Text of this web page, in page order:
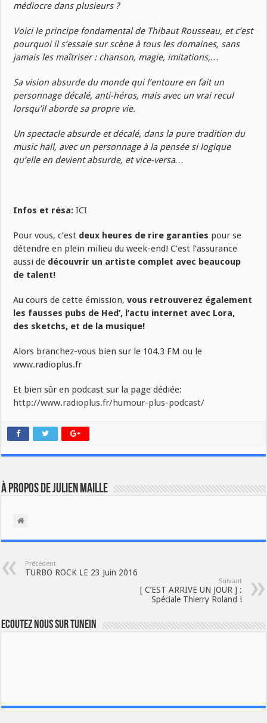
médiocre dans plusieurs ?
Voici le principe fondamental de Thibaut Rousseau, et c’est
pourquoi il s’essaie sur scène à tous les domaines, sans
jamais les maîtriser : chanson, magie, imitations,…
Sa vision absurde du monde qui l’entoure en fait un
personnage décalé, anti-héros, mais avec un vrai recul
lorsqu’il aborde sa propre vie.
Un spectacle absurde et décalé, dans la pure tradition du
music hall, avec un personnage à la pensée si logique
qu’elle en devient absurde, et vice-versa…
Infos et résa: ICI
Pour vous, c’est deux heures de rire garanties pour se
détendre en plein milieu du week-end! C’est l’assurance
aussi de découvrir un artiste complet avec beaucoup
de talent!
Au cours de cette émission, vous retrouverez également
les fausses pubs de Hed’, l’actu internet avec Lora,
des sketchs, et de la musique!
Alors branchez-vous bien sur le 104.3 FM ou le
www.radioplus.fr
Et bien sûr en podcast sur la page dédiée:
http://www.radioplus.fr/humour-plus-podcast/
À propos de Julien Maille
Précédent
TURBO ROCK LE 23 Juin 2016
Suivant
[ C’EST ARRIVE UN JOUR ] :
Spéciale Thierry Roland !
Ecoutez nous sur TuneIn